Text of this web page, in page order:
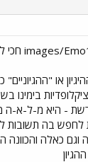
או
בימינו
- היא מ-ל-א-ה
לחפש בה תשובות
וגם כאלה